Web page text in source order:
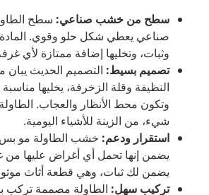
سطح من خشب صناعي: سطح
صناعي يعطي شكل حلو وقوي.
وثبات، وتخليها إضافة ممتازة لأي
تصميم بسيط: التصميم الحديث
النظيفة وقلة الزخرفة، يخليها
وتكون محط الأنظار والعجاب.
شيء، من الزينة للأشياء اليومية.
استقرار ودعم: خشب الطاولة مو بس
يضمن إنها تحمل أي أغراض عليها من
يضمن لك ثبات، وهي قطعة أثاث
تركيب سهل: الطاولة مصممة تركب